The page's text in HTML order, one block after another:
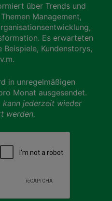
über Trends und
Management,
Es erwarteten
Kundenstorys,
in unregelmäßigen
Monat ausgesendet.
jederzeit wieder
werden.